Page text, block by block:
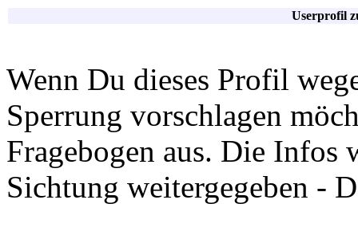
Userprofil
Wenn Du dieses Profil
Sperrung vorschlagen
Fragebogen aus. Die Infos
Sichtung weitergegeben -